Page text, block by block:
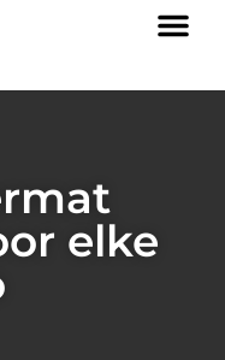
elke